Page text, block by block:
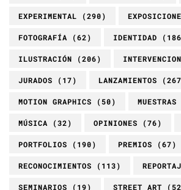
EXPERIMENTAL (290)
FOTOGRAFÍA (62) IDENTIDAD
ILUSTRACIÓN (206)
JURADOS (17) LANZAMIENTOS
MOTION GRAPHICS (50) MUESTRAS
MÚSICA (32) OPINIONES (76)
PORTFOLIOS (190) PREMIOS (67)
RECONOCIMIENTOS (113)
SEMINARIOS (19) STREET ART